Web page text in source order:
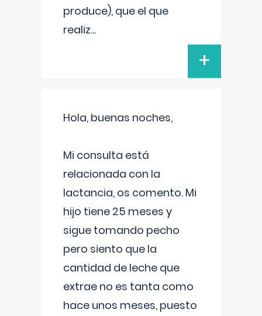
produce), que el que
realiz...
+
Hola, buenas noches,
Mi consulta está
relacionada con la
lactancia, os comento. Mi
hijo tiene 25 meses y
sigue tomando pecho
pero siento que la
cantidad de leche que
extrae no es tanta como
hace unos meses, puesto